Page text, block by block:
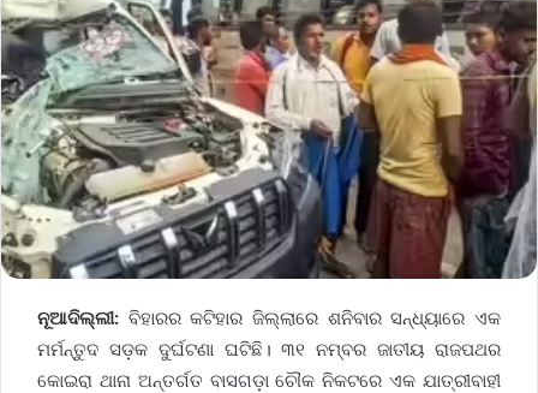
ନୂଆଦିଲ୍ଲୀ: ବିହାରର କଟିହାର ଜିଲ୍ଲାରେ ଶନିବାର ସନ୍ଧ୍ୟାରେ ଏକ
ମର୍ମନ୍ତୁଦ ସଡ଼କ ଦୁର୍ଘଟଣା ଘଟିଛି। ୩୧ ନମ୍ବର ଜାତୀୟ ରାଜପଥର
କୋଇରା ଥାନା ଅନ୍ତର୍ଗତ ବାସଗଡ଼ା ଚୌକ ନିକଟରେ ଏକ ଯାତ୍ରୀବାହୀ